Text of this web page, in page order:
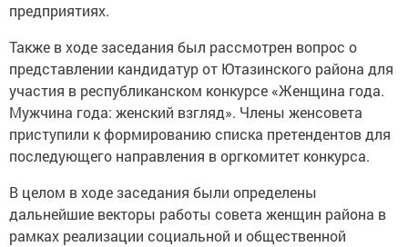
предприятиях.
Также в ходе заседания был рассмотрен вопрос о
представлении кандидатур от Ютазинского района для
участия в республиканском конкурсе «Женщина года.
Мужчина года: женский взгляд». Члены женсовета
приступили к формированию списка претендентов для
последующего направления в оргкомитет конкурса.
В целом в ходе заседания были определены
дальнейшие векторы работы совета женщин района в
рамках реализации социальной и общественной